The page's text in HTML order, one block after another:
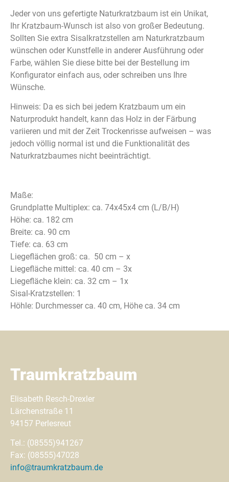
Jeder von uns gefertigte Naturkratzbaum ist ein Unikat,
Ihr Kratzbaum-Wunsch ist also von großer Bedeutung.
Sollten Sie extra Sisalkratzstellen am Naturkratzbaum
wünschen oder Kunstfelle in anderer Ausführung oder
Farbe, wählen Sie diese bitte bei der Bestellung im
Konfigurator einfach aus, oder schreiben uns Ihre
Wünsche.
Hinweis: Da es sich bei jedem Kratzbaum um ein
Naturprodukt handelt, kann das Holz in der Färbung
variieren und mit der Zeit Trockenrisse aufweisen – was
jedoch völlig normal ist und die Funktionalität des
Naturkratzbaumes nicht beeinträchtigt.
Maße:
Grundplatte Multiplex: ca. 74x45x4 cm (L/B/H)
Höhe: ca. 182 cm
Breite: ca. 90 cm
Tiefe: ca. 63 cm
Liegeflächen groß: ca. 50 cm – x
Liegefläche mittel: ca. 40 cm – 3x
Liegefläche klein: ca. 32 cm – 1x
Sisal-Kratzstellen: 1
Höhle: Durchmesser ca. 40 cm, Höhe ca. 34 cm
Traumkratzbaum
Elisabeth Resch-Drexler
Lärchenstraße 11
94157 Perlesreut
Tel.: (08555)941267
Fax: (08555)47028
info@traumkratzbaum.de